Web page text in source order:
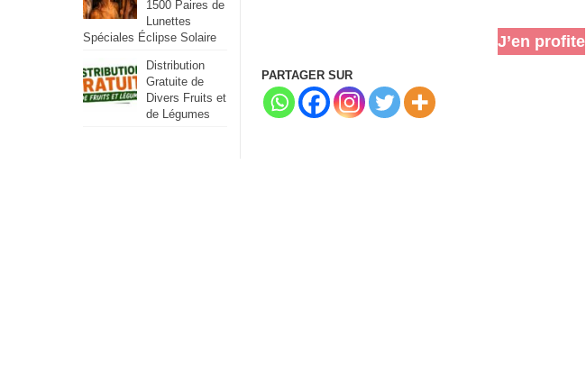
J’en profite
PARTAGER SUR
1500 Paires de
Lunettes
Spéciales Éclipse Solaire
Distribution
Gratuite de
Divers Fruits et
de Légumes